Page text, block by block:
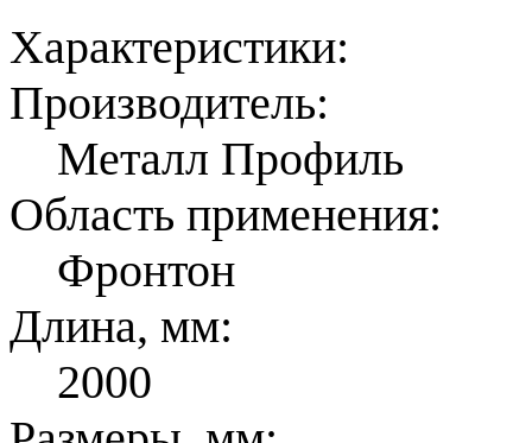
Характеристики:
Производитель:
Металл Профиль
Область применения:
Фронтон
Длина, мм:
2000